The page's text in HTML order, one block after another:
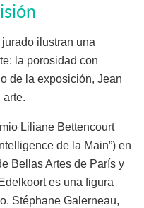
ilustran una
la porosidad con
de la exposición, Jean
arte.
Liliane Bettencourt
de la Main”) en
Bellas Artes de París y
es una figura
Stéphane Galerneau,